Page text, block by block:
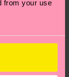
from your use